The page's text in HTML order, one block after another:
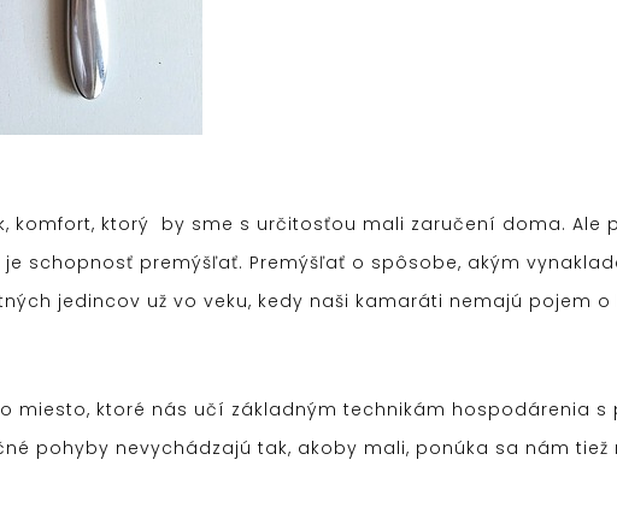
komfort, ktorý by sme s určitosťou mali zaručení doma. Ale
schopnosť premýšľať. Premýšľať o spôsobe, akým
jedincov už vo veku, kedy naši kamaráti nemajú pojem
miesto, ktoré nás učí základným technikám hospodárenia s
pohyby nevychádzajú tak, akoby mali, ponúka sa nám tiež